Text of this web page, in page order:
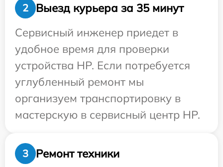
2
Выезд курьера за 35 минут
Сервисный инженер приедет в
удобное время для проверки
устройства HP. Если потребуется
углубленный ремонт мы
организуем транспортировку в
мастерскую в сервисный центр HP.
3
Ремонт техники